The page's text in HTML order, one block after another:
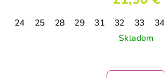
24 25 28 29 31 32 33 34
Skladom